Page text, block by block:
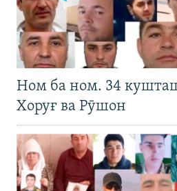
Ном ба ном. 34
Хоруғ ва Рӯшон